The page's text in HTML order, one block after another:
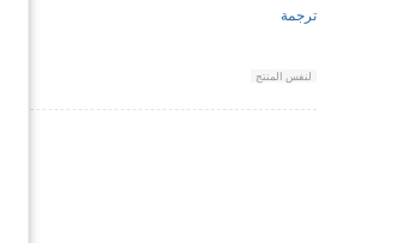
ترجمة
لنفس المنتج